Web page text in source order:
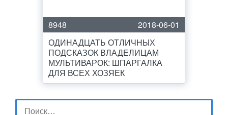
8948
2018-06-01
ОДИНАДЦАТЬ ОТЛИЧНЫХ
ПОДСКАЗОК ВЛАДЕЛИЦАМ
МУЛЬТИВАРОК: ШПАРГАЛКА
ДЛЯ ВСЕХ ХОЗЯЕК